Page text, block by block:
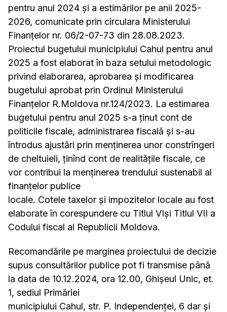
pentru anul 2024 și a estimărilor pe anii 2025-
2026, comunicate prin circulara Ministerului
Finanțelor nr. 06/2-07-73 din 28.08.2023.
Proiectul bugetului municipiului Cahul pentru anul
2025 a fost elaborat în baza setului metodologic
privind elaborarea, aprobarea şi modificarea
bugetului aprobat prin Ordinul Ministerului
Finanţelor R.Moldova nr.124/2023. La estimarea
bugetului pentru anul 2025 s-a ţinut cont de
politicile fiscale, administrarea fiscală şi s-au
întrodus ajustări prin menţinerea unor constrîngeri
de cheltuieli, ţinînd cont de realităţile fiscale, ce
vor contribui la menţinerea trendului sustenabil al
finanţelor publice
locale. Cotele taxelor și impozitelor locale au fost
elaborate în corespundere cu Titlul VIși Titlul VII a
Codului fiscal al Republicii Moldova.
Recomandările pe marginea proiectului de decizie
supus consultărilor publice pot fi transmise până
la data de 10.12.2024, ora 12.00, Ghișeul Unic, et.
1, sediul Primăriei
municipiului Cahul, str. P. Independenței, 6 dar și